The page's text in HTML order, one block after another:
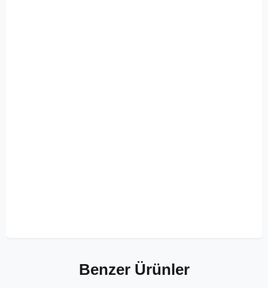
Benzer Ürünler